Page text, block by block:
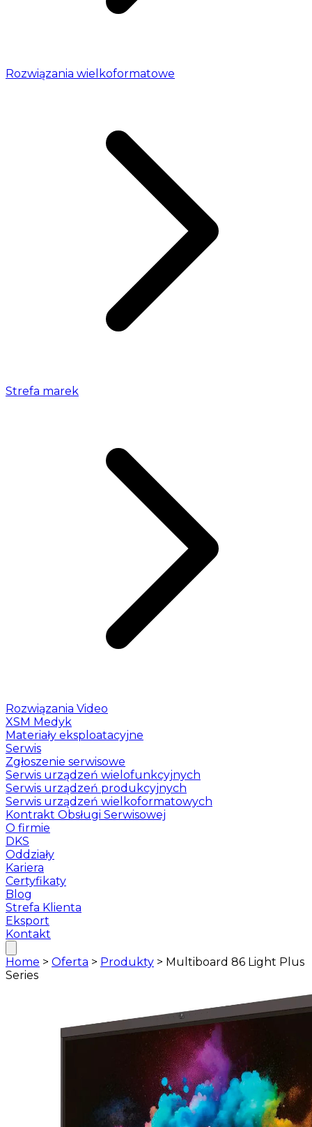
Rozwiązania wielkoformatowe
Strefa marek
Rozwiązania Video
XSM Medyk
Materiały eksploatacyjne
Serwis
Zgłoszenie serwisowe
Serwis urządzeń wielofunkcyjnych
Serwis urządzeń produkcyjnych
Serwis urządzeń wielkoformatowych
Kontrakt Obsługi Serwisowej
O firmie
DKS
Oddziały
Kariera
Certyfikaty
Blog
Strefa Klienta
Eksport
Kontakt
Home > Oferta > Produkty > Multiboard 86 Light Plus
Series